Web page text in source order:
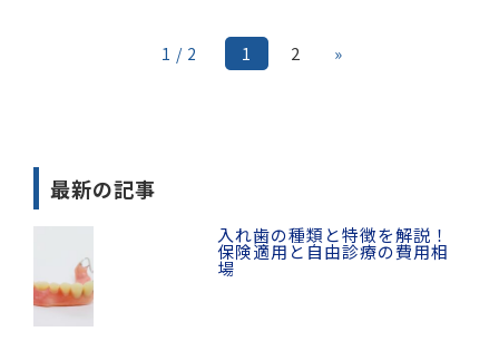
1 / 2 1 2 »
最新の記事
入れ歯の種類と特徴を解説！
保険適用と自由診療の費用相
場